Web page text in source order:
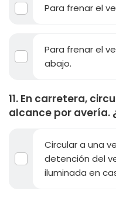
Para frenar el
Para frenar el
abajo.
11. En carretera,
alcance por avería.
Circular a una
detención del
iluminada en